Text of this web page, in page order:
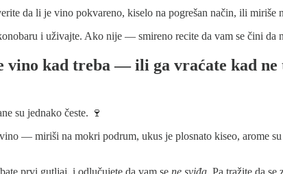
da li je vino pokvareno, kiselo na pogrešan način, ili miriše
i uživajte. Ako nije — smireno recite da vam se čini da
vino kad treba — ili ga vraćate kad ne
su jednako česte. 🍷
— miriši na mokri podrum, ukus je plosnato kiseo, arome
prvi gutljaj, i odlučujete da vam se ne sviđa. Pa tražite da